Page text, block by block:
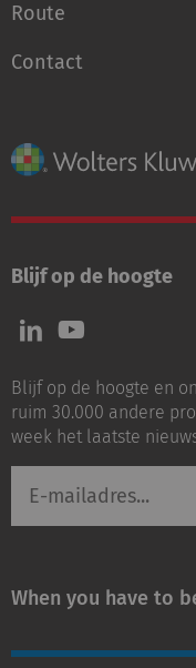
Route
Contact
Blijf op de hoogte
Volg
ons
LinkedIn
Volg
ons
Youtube
Blijf op de hoogte en
ruim 30.000 andere
week het laatste
mailadres
When you have to